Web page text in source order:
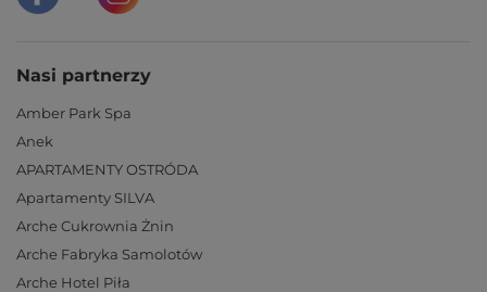
Nasi partnerzy
Amber Park Spa
Anek
APARTAMENTY OSTRÓDA
Apartamenty SILVA
Arche Cukrownia Żnin
Arche Fabryka Samolotów
Arche Hotel Piła